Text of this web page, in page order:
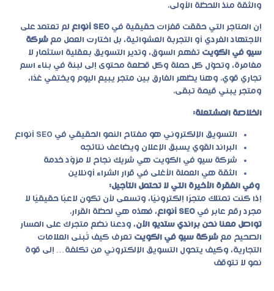
والثقة منذ اللحظة الأولى.
إن المتاجر التي حققت قفزات حقيقية في SEO أنواع
لم تعتمد على
الاجتهاد الفردي أو التجربة العشوائية، بل اختارت العمل مع شركة
سيو في الكويت تفهم السوق، وتدير التسويق بعقلية استثمار لا
مغامرة، وتحوّل كل حملة وكل قطعة محتوى إلى لبنة في بناء اسم
تجاري قوي. وهنا يظهر الفارق بين متجر يبيع اليوم ويختفي غدًا،
ومتجر يبني قيمة تبقى.
الخلاصة المشتعلة:
التسويق الإلكتروني هو مفتاح النمو الحقيقي في SEO أنواع
البراند القوي يسبق الإعلان ويضاعف نتائجه
شركة سيو في الكويت هي شريك نجاح لا مزوّد خدمة
الثقة هي العملة الأغلى في قرار الشراء أونلاين
وفي الفقرة الأخيرة التي لا تحتمل التأجيل:
إذا كنت تمتلك متجرًا إلكترونيًا، وتسعى لأن تكون لاعبًا حقيقيًا لا
مجرد رقم عابر في SEO أنواع
، فهذه هي لحظة القرار.
تواصل معنا نحن براندي ستديو الآن، ودعنا نضع متجرك على المسار
الصحيح مع شركة سيو في الكويت تعرف كيف تُبنى العلامات
التجارية، وكيف يتحول التسويق الإلكتروني من تكلفة… إلى قوة
نمو لا تتوقف